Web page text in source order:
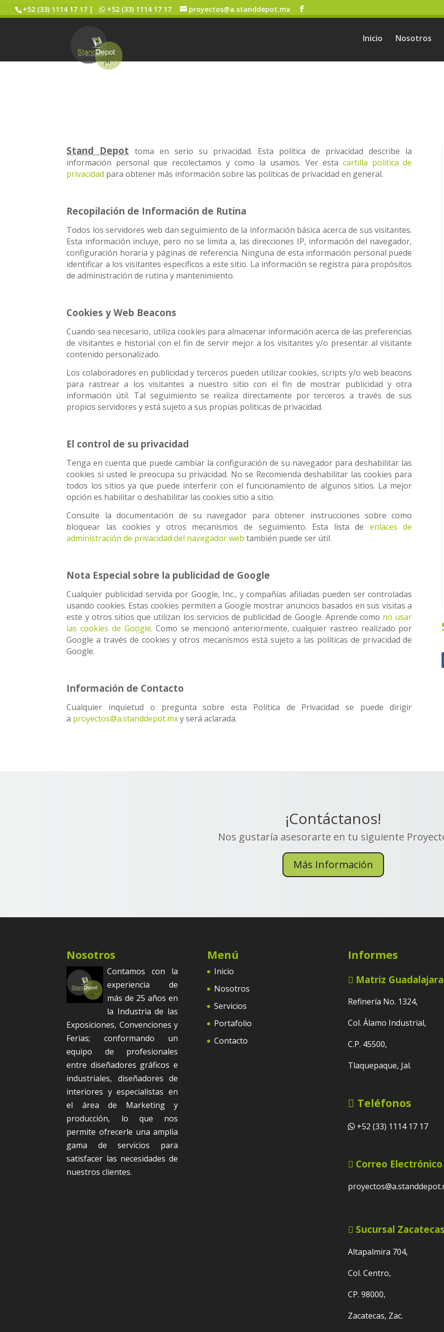
¡Comunícate HOY MISMO!
+52 (33) 1114 17 17 | +52 (33) 1114 17 17 proyectos@a.standdepot.mx
Inicio Nosotros
Política de Privacidad
Stand Depot
Stand Depot toma en serio su privacidad. Esta política de privacidad describe la
información personal que recolectamos y como la usamos. Ver esta cartilla política de
privacidad para obtener más información sobre las políticas de privacidad en general.
Recopilación de Información de Rutina
Todos los servidores web dan seguimiento de la información básica acerca de sus visitantes.
Esta información incluye, pero no se limita a, las direcciones IP, información del navegador,
configuración horaria y páginas de referencia. Ninguna de esta información personal puede
identificar a los visitantes específicos a este sitio. La información se registra para propósitos
de administración de rutina y mantenimiento.
Cookies y Web Beacons
Cuando sea necesario, utiliza cookies para almacenar información acerca de las preferencias
de visitantes e historial con el fin de servir mejor a los visitantes y/o presentar al visitante
contenido personalizado.
Los colaboradores en publicidad y terceros pueden utilizar cookies, scripts y/o web beacons
para rastrear a los visitantes a nuestro sitio con el fin de mostrar publicidad y otra
información útil. Tal seguimiento se realiza directamente por terceros a través de sus
propios servidores y está sujeto a sus propias políticas de privacidad.
El control de su privacidad
Tenga en cuenta que puede cambiar la configuración de su navegador para deshabilitar las
cookies si usted le preocupa su privacidad. No se Recomienda deshabilitar las cookies para
todos los sitios ya que puede interferir con el funcionamiento de algunos sitios. La mejor
opción es habilitar o deshabilitar las cookies sitio a sitio.
Consulte la documentación de su navegador para obtener instrucciones sobre como
bloquear las cookies y otros mecanismos de seguimiento. Esta lista de enlaces de
administración de privacidad del navegador web también puede ser útil.
Nota Especial sobre la publicidad de Google
Cualquier publicidad servida por Google, Inc., y compañías afiliadas pueden ser controladas
usando cookies. Estas cookies permiten a Google mostrar anuncios basados en sus visitas a
este y otros sitios que utilizan los servicios de publicidad de Google. Aprende como no usar
las cookies de Google. Como se mencionó anteriormente, cualquier rastreo realizado por
Google a través de cookies y otros mecanismos está sujeto a las políticas de privacidad de
Google.
Información de Contacto
Cualquier inquietud o pregunta sobre esta Política de Privacidad se puede dirigir
a proyectos@a.standdepot.mxy será aclarada.
¡Contáctanos!
Nos gustaría asesorarte en tu siguiente
Más Información
Nosotros
Contamos con la
experiencia de
más de 25 años en
la Industria de las
Exposiciones, Convenciones y
Ferias; conformando un
equipo de profesionales
entre diseñadores gráficos e
industriales, diseñadores de
interiores y especialistas en
el área de Marketing y
producción, lo que nos
permite ofrecerle una amplia
gama de servicios para
satisfacer las necesidades de
nuestros clientes.
Menú
Inicio
Nosotros
Servicios
Portafolio
Contacto
Informes
Matriz Guadalajara
Refinería No. 1324,
Col. Álamo Industrial,
C.P. 45500,
Tlaquepaque, Jal.
Teléfonos
+52 (33) 1114 17 17
Correo Electrónico
Sucursal
Altapalmira 704,
Col. Centro,
CP. 98000,
Zacatecas, Zac.